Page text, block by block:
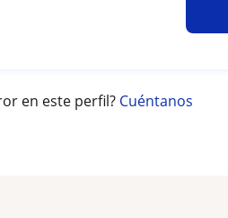
en este perfil? Cuéntanos